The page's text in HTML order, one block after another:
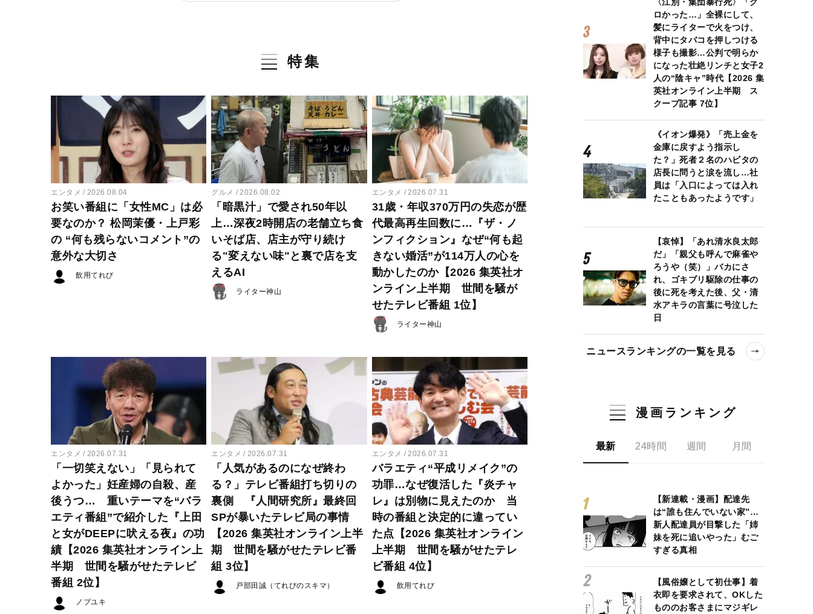
特集
エンタメ 2026.08.04
お笑い番組に「女性MC」は必
要なのか？ 松岡茉優・上戸彩
の “何も残らないコメント”の
意外な大切さ
飲用てれび
グルメ 2026.08.02
「暗黒汁」で愛され50年以
上…深夜2時開店の老舗立ち食
いそば店、店主が守り続け
る"変えない味"と裏で店を支
えるAI
ライター神山
エンタメ 2026.07.31
31歳・年収370万円の失恋が歴
代最高再生回数に…『ザ・ノ
ンフィクション』なぜ“何も起
きない婚活”が114万人の心を
動かしたのか【2026 集英社オ
ンライン上半期 世間を騒が
せたテレビ番組 1位】
ライター神山
エンタメ 2026.07.31
「一切笑えない」「見られて
よかった」妊産婦の自殺、産
後うつ… 重いテーマを“バラ
エティ番組”で紹介した『上田
と女がDEEPに吠える夜』の功
績【2026 集英社オンライン上
半期 世間を騒がせたテレビ
番組 2位】
ノブユキ
エンタメ 2026.07.31
「人気があるのになぜ終わ
る？」テレビ番組打ち切りの
裏側 『人間研究所』最終回
SPが暴いたテレビ局の事情
【2026 集英社オンライン上半
期 世間を騒がせたテレビ番
組 3位】
戸部田誠（てれびのスキマ）
エンタメ 2026.07.31
バラエティ“平成リメイク”の
功罪…なぜ復活した『炎チャ
レ』は別物に見えたのか 当
時の番組と決定的に違ってい
た点【2026 集英社オンライン
上半期 世間を騒がせたテレ
ビ番組 4位】
飲用てれび
ロかった…」全裸にして、
髪にライターで火をつけ、
背中にタバコを押しつける
様子も撮影…公判で明らか
になった壮絶リンチと女子2
人の“陰キャ”時代【2026 集
英社オンライン上半期 ス
クープ記事 7位】
《イオン爆発》「売上金を
金庫に戻すよう指示し
た？」死者２名のハビタの
店長に問うと涙を流し…社
員は「入口によっては入れ
たこともあったようです」
【哀悼】「あれ清水良太郎
だ」「親父も呼んで麻雀や
ろうや（笑）」バカにさ
れ、ゴキブリ駆除の仕事の
後に死を考えた後、父・清
水アキラの言葉に号泣した
日
ニュースランキングの一覧を見る
漫画ランキング
最新 24時間 週間 月間
【新連載・漫画】配達先
は“誰も住んでいない家”…
新人配達員が目撃した「姉
妹を死に追いやった」むご
すぎる真相
【風俗嬢として初仕事】着
衣即を要求されて、OKした
もののお客さまにマジギレ